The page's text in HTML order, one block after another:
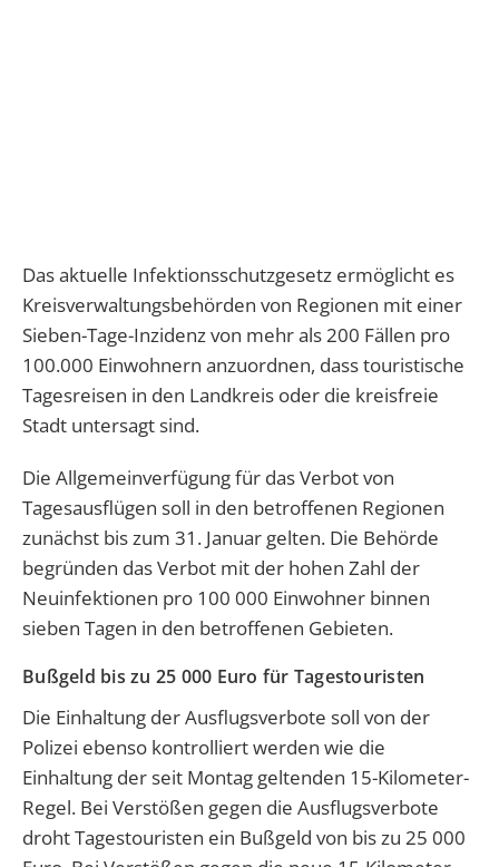
Das aktuelle Infektionsschutzgesetz ermöglicht es
Kreisverwaltungsbehörden von Regionen mit einer
Sieben-Tage-Inzidenz von mehr als 200 Fällen pro
100.000 Einwohnern anzuordnen, dass touristische
Tagesreisen in den Landkreis oder die kreisfreie
Stadt untersagt sind.
Die Allgemeinverfügung für das Verbot von
Tagesausflügen soll in den betroffenen Regionen
zunächst bis zum 31. Januar gelten. Die Behörde
begründen das Verbot mit der hohen Zahl der
Neuinfektionen pro 100 000 Einwohner binnen
sieben Tagen in den betroffenen Gebieten.
Bußgeld bis zu 25 000 Euro für Tagestouristen
Die Einhaltung der Ausflugsverbote soll von der
Polizei ebenso kontrolliert werden wie die
Einhaltung der seit Montag geltenden 15-Kilometer-
Regel. Bei Verstößen gegen die Ausflugsverbote
droht Tagestouristen ein Bußgeld von bis zu 25 000